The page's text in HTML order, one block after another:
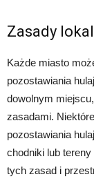
Zasady
Każde miasto
pozostawiania
dowolnym
zasadami.
pozostawiania
chodniki lub
tych zasad i